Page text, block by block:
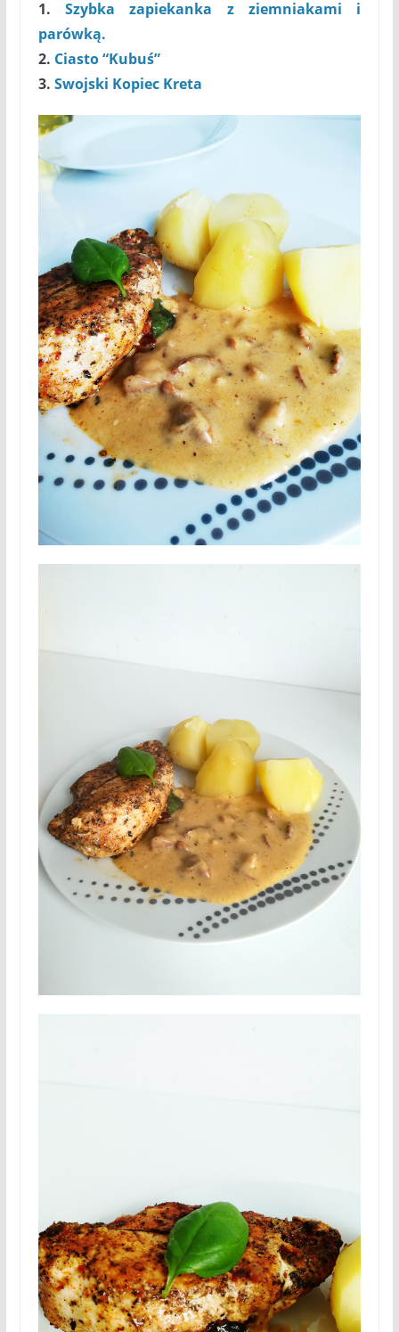
1.Szybka zapiekanka z ziemniakami i
parówką.
2. Ciasto “Kubuś”
3. Swojski Kopiec Kreta